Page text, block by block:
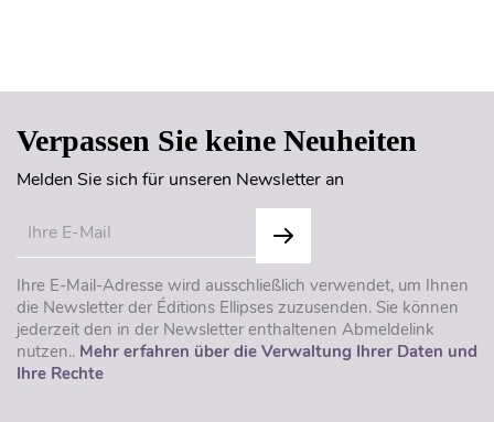
Verpassen Sie keine Neuheiten
Melden Sie sich für unseren Newsletter an
Ihre E-Mail-Adresse wird ausschließlich verwendet, um Ihnen
die Newsletter der Éditions Ellipses zuzusenden. Sie können
jederzeit den in der Newsletter enthaltenen Abmeldelink
nutzen.. Mehr erfahren über die Verwaltung Ihrer Daten und
Ihre Rechte